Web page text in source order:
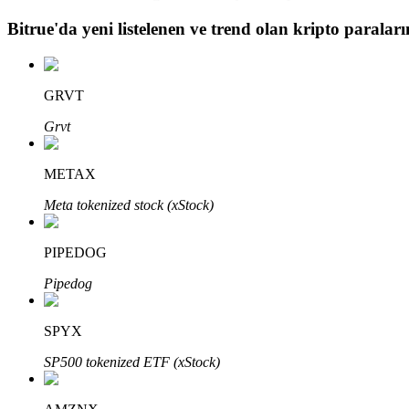
BTR Kilitleme
BTR sahiplerine özel yatırımlar
Krediler
Kripto destekli borçlanma hizmeti
Bitrue'da yeni listelenen ve trend olan kripto
GRVT
Grvt
METAX
Meta tokenized stock (xStock)
PIPEDOG
Pipedog
SPYX
SP500 tokenized ETF (xStock)